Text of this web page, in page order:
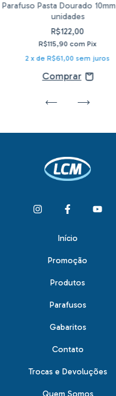
Parafuso Pasta Dourado
unidades
R$122,00
R$115,90 com Pix
2 x de R$61,00 sem juros
Início
Promoção
Produtos
Parafusos
Gabaritos
Contato
Trocas e Devoluções